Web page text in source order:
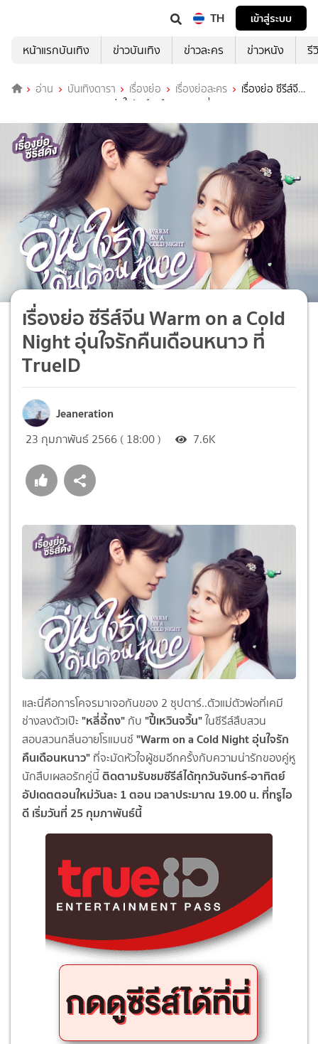
TH
เข้าสู่ระบบ
หน้าแรกบันเทิง
ข่าวบันเทิง ข่าวละคร ข่าวหนัง รี
อ่าน บันเทิงดารา เรื่องย่อ เรื่องย่อละคร
เรื่องย่อ ซีรีส์จีน
Warm on a Cold Night อุ่นใจรักคืนเดือนหนาว ที่ TrueID
เรื่องย่อ ซีรีส์จีน Warm on a Cold
Night อุ่นใจรักคืนเดือนหนาว ที่
TrueID
Jeaneration
23 กุมภาพันธ์ 2566 ( 18:00 ) 7.6K
และนี่คือการโคจรมาเจอกันของ 2 ซุปตาร์..ตัวแม่ตัวพ่อที่เคมี
ช่างลงตัวเป๊ะ "หลี่อี้ถง" กับ "ปี้เหวินจวิ้น"ในซีรีส์สืบสวน
สอบสวนกลิ่นอายโรแมนซ์"Warm on a Cold Night อุ่นใจรัก
คืนเดือนหนาว" ที่จะมัดหัวใจผู้ชมอีกครั้งกับความน่ารักของคู่หู
นักสืบเผลอรักคู่นี้ ติดตามรับชมซีรีส์ได้ทุกวันจันทร์-อาทิตย์
อัปเดตตอนใหม่วันละ 1 ตอน เวลาประมาณ 19.00 น. ที่ทรูไอ
ดี เริ่มวันที่ 25 กุมภาพันธ์นี้